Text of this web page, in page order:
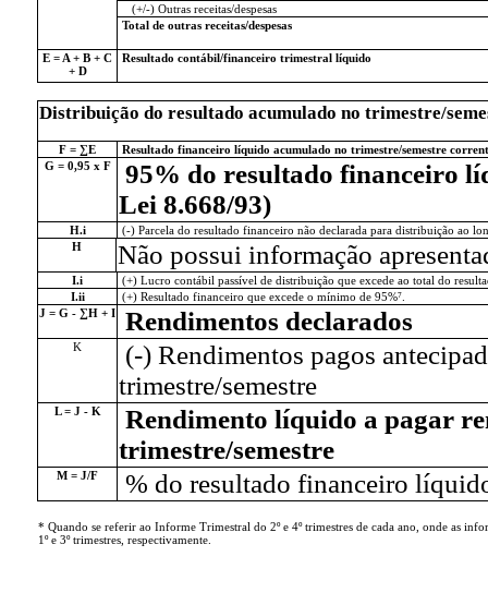
(+/-) Outras receitas/despesas
Total de outras receitas/despesas
E = A + B + C
+ D
Resultado contábil/financeiro trimestral líquido
Distribuição do resultado acumulado no trimestre/
F = ∑E
Resultado financeiro líquido acumulado no trimestre/semestre
G = 0,95 x F
95% do resultado financeiro
Lei 8.668/93)
H.i
(-) Parcela do resultado financeiro não declarada para distribuição ao
H
Não possui informação
I.i
(+) Lucro contábil passível de distribuição que excede ao total do
I.ii
(+) Resultado financeiro que excede o mínimo de 95%⁷.
J = G - ∑H + I
Rendimentos declarados
K
(-) Rendimentos pagos
trimestre/semestre
L = J - K
Rendimento líquido a pagar
trimestre/semestre
M = J/F % do resultado financeiro
* Quando se referir ao Informe Trimestral do 2º e 4º trimestres de cada ano, onde as
1º e 3º trimestres, respectivamente.